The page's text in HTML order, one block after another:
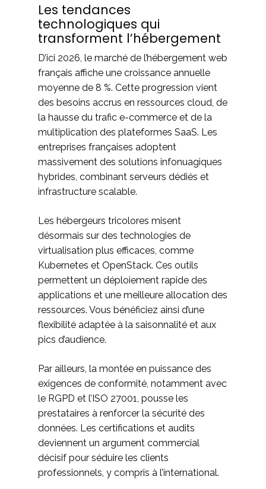
Les tendances
technologiques qui
transforment l’hébergement
D’ici 2026, le marché de l’hébergement web
français affiche une croissance annuelle
moyenne de 8 %. Cette progression vient
des besoins accrus en ressources cloud, de
la hausse du trafic e-commerce et de la
multiplication des plateformes SaaS. Les
entreprises françaises adoptent
massivement des solutions infonuagiques
hybrides, combinant serveurs dédiés et
infrastructure scalable.
Les hébergeurs tricolores misent
désormais sur des technologies de
virtualisation plus efficaces, comme
Kubernetes et OpenStack. Ces outils
permettent un déploiement rapide des
applications et une meilleure allocation des
ressources. Vous bénéficiez ainsi d’une
flexibilité adaptée à la saisonnalité et aux
pics d’audience.
Par ailleurs, la montée en puissance des
exigences de conformité, notamment avec
le RGPD et l’ISO 27001, pousse les
prestataires à renforcer la sécurité des
données. Les certifications et audits
deviennent un argument commercial
décisif pour séduire les clients
professionnels, y compris à l’international.